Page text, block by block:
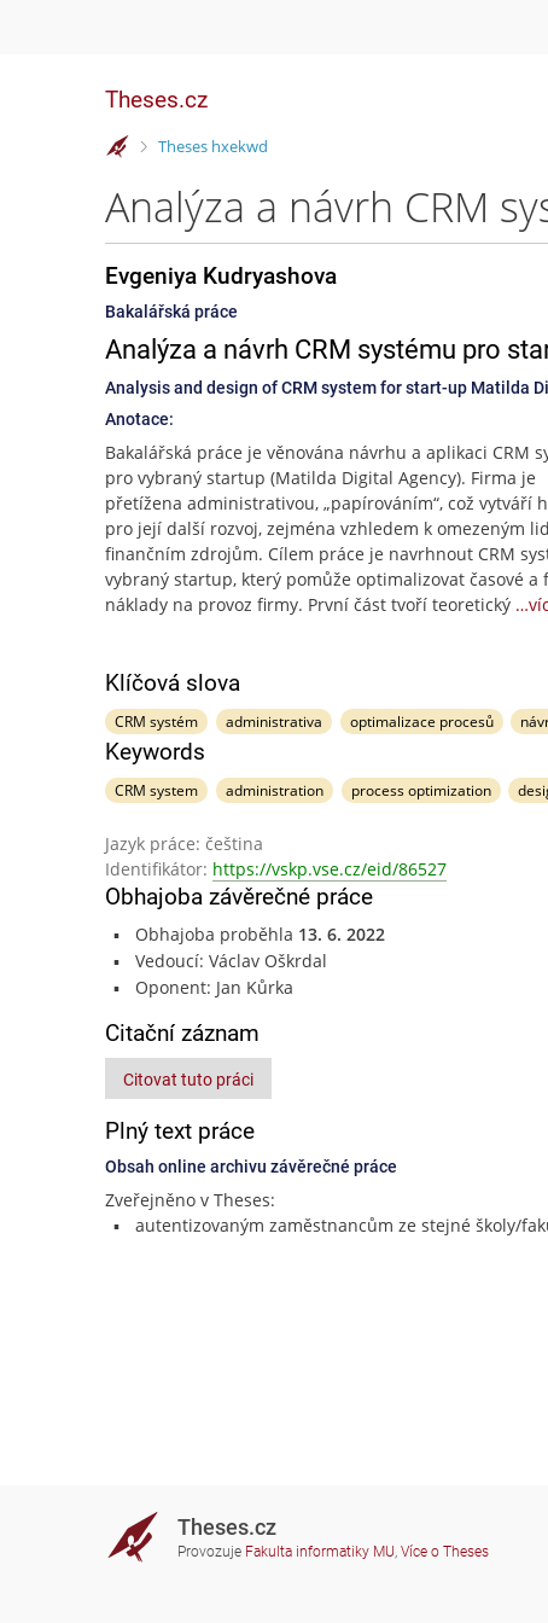
Theses.cz
>
Theses hxekwd
Evgeniya Kudryashova
Bakalářská práce
Analýza a návrh CRM systému pro
Analysis and design of CRM system for start-up Matilda
Anotace:
Bakalářská práce je věnována návrhu a aplikaci CRM
pro vybraný startup (Matilda Digital Agency). Firma je
přetížena administrativou, „papírováním“, což vytváří
pro její další rozvoj, zejména vzhledem k omezeným
finančním zdrojům. Cílem práce je navrhnout CRM
vybraný startup, který pomůže optimalizovat časové a
náklady na provoz firmy. První část tvoří teoretický
Klíčová slova
CRM systém administrativa optimalizace procesů
Keywords
CRM system administration process optimization
Jazyk práce: čeština
Identifikátor: https://vskp.vse.cz/eid/86527
Obhajoba závěrečné práce
Obhajoba proběhla 13. 6. 2022
Vedoucí: Václav Oškrdal
Oponent: Jan Kůrka
Citační záznam
Citovat tuto práci
Plný text práce
Obsah online archivu závěrečné práce
Zveřejněno v Theses:
autentizovaným zaměstnancům ze stejné školy/
Theses.cz
Provozuje Fakulta informatiky MU, Více o Theses